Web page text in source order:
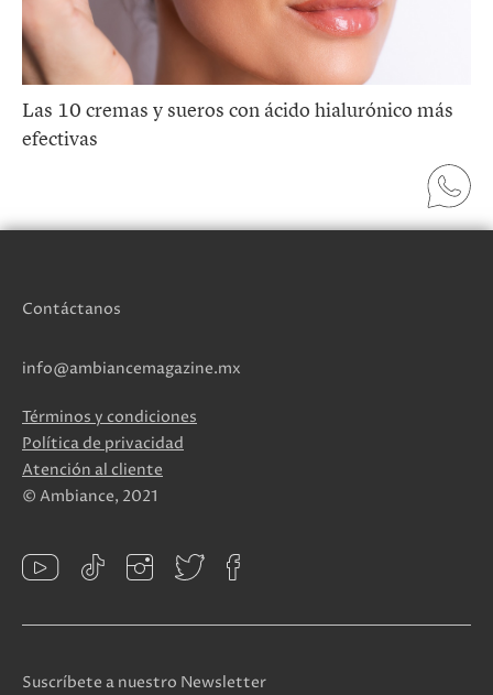
Las 10 cremas y sueros con ácido hialurónico más
efectivas
Contáctanos
info@ambiancemagazine.mx
Términos y condiciones
Política de privacidad
Atención al cliente
© Ambiance, 2021
Suscríbete a nuestro Newsletter